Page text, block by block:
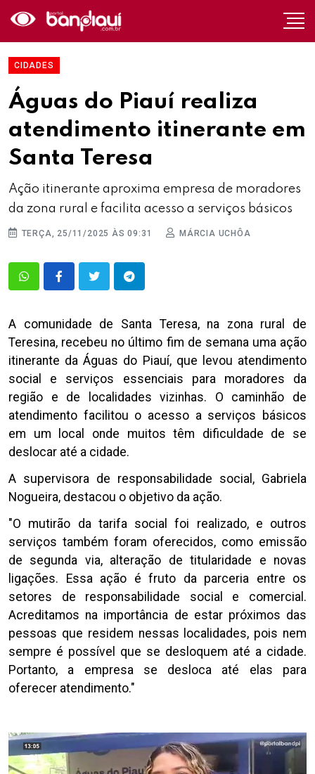
CIDADES
Águas do Piauí realiza
atendimento itinerante em
Santa Teresa
Ação itinerante aproxima empresa de moradores
da zona rural e facilita acesso a serviços básicos
TERÇA, 25/11/2025 ÀS 09:31 MÁRCIA UCHÔA
A comunidade de Santa Teresa, na zona rural de
Teresina, recebeu no último fim de semana uma ação
itinerante da Águas do Piauí, que levou atendimento
social e serviços essenciais para moradores da
região e de localidades vizinhas. O caminhão de
atendimento facilitou o acesso a serviços básicos
em um local onde muitos têm dificuldade de se
deslocar até a cidade.
A supervisora de responsabilidade social, Gabriela
Nogueira, destacou o objetivo da ação.
"O mutirão da tarifa social foi realizado, e outros
serviços também foram oferecidos, como emissão
de segunda via, alteração de titularidade e novas
ligações. Essa ação é fruto da parceria entre os
setores de responsabilidade social e comercial.
Acreditamos na importância de estar próximos das
pessoas que residem nessas localidades, pois nem
sempre é possível que se desloquem até a cidade.
Portanto, a empresa se desloca até elas para
oferecer atendimento."